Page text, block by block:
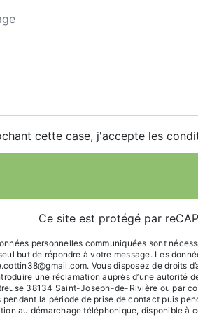
cette case, j'accepte les
Ce site est protégé par
personnelles communiquées sont
but de répondre à votre message. Les
Vous disposez de droits
une réclamation auprès d’une autorité
38134 Saint-Joseph-de-Rivière ou par
pendant la période de prise de contact puis
au démarchage téléphonique, disponible à